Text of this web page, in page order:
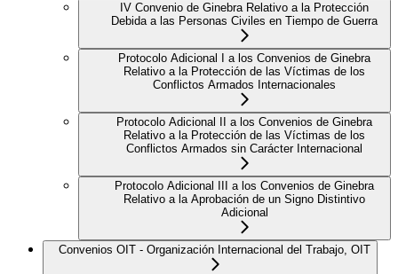
IV Convenio de Ginebra Relativo a la Protección
Debida a las Personas Civiles en Tiempo de Guerra
Protocolo Adicional I a los Convenios de Ginebra
Relativo a la Protección de las Víctimas de los
Conflictos Armados Internacionales
Protocolo Adicional II a los Convenios de Ginebra
Relativo a la Protección de las Víctimas de los
Conflictos Armados sin Carácter Internacional
Protocolo Adicional III a los Convenios de Ginebra
Relativo a la Aprobación de un Signo Distintivo
Adicional
Convenios OIT - Organización Internacional del Trabajo, OIT